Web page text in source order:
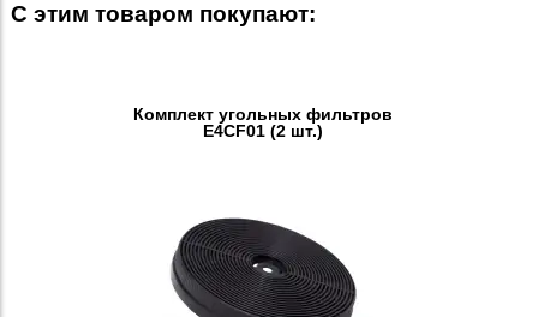
С этим товаром покупают:
Комплект угольных фильтров
E4CF01 (2 шт.)